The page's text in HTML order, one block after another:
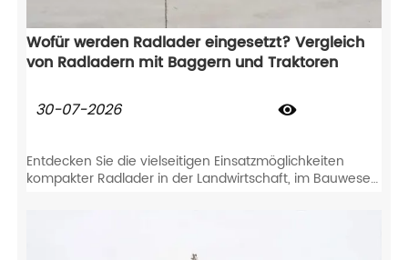
Wofür werden Radlader eingesetzt? Vergleich
von Radladern mit Baggern und Traktoren
30-07-2026

Entdecken Sie die vielseitigen Einsatzmöglichkeiten
kompakter Radlader in der Landwirtschaft, im Bauwesen